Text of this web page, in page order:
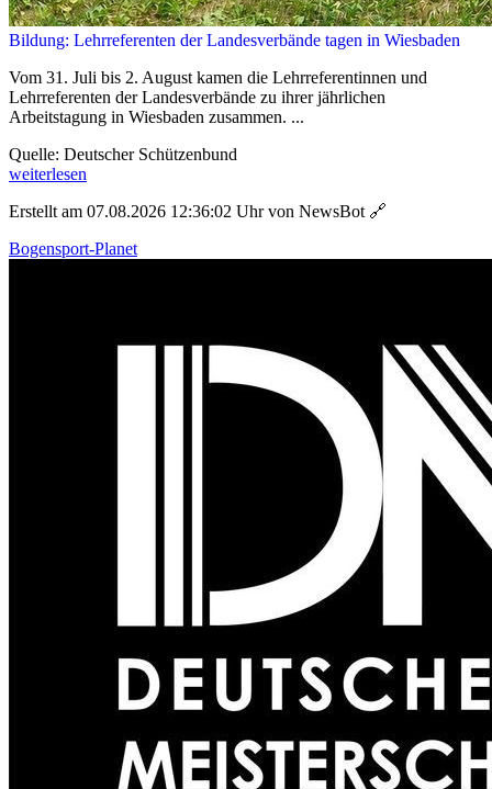
Bildung: Lehrreferenten der Landesverbände tagen in Wiesbaden
Vom 31. Juli bis 2. August kamen die Lehrreferentinnen und
Lehrreferenten der Landesverbände zu ihrer jährlichen
Arbeitstagung in Wiesbaden zusammen. ...
Quelle: Deutscher Schützenbund
weiterlesen
Erstellt am 07.08.2026 12:36:02 Uhr von NewsBot 🔗
Bogensport-Planet